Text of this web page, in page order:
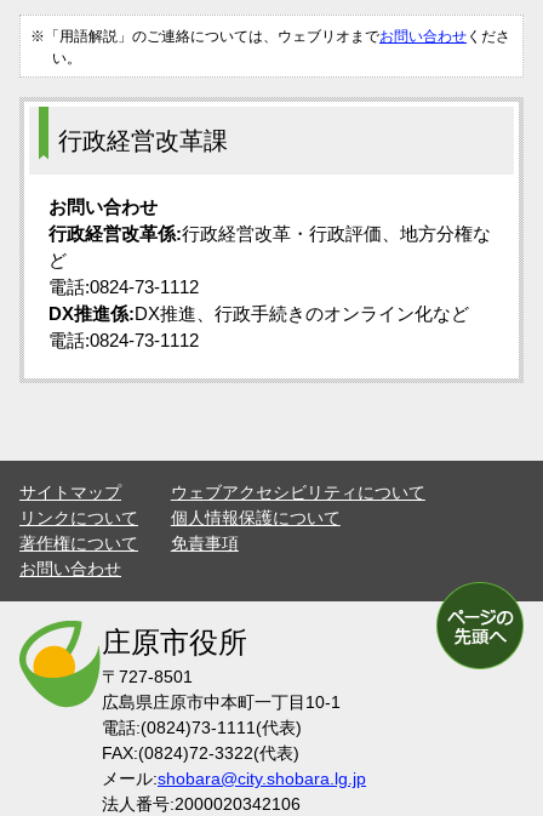
※「用語解説」のご連絡については、ウェブリオまでお問い合わせ くださ
い。
行政経営改革課
お問い合わせ
行政経営改革係:行政経営改革・行政評価、地方分権な
ど
電話:0824-73-1112
DX推進係:DX推進、行政手続きのオンライン化など
電話:0824-73-1112
サイトマップ
ウェブアクセシビリティについて
リンクについて
個人情報保護について
著作権について
免責事項
お問い合わせ
庄原市役所
〒727-8501
広島県庄原市中本町一丁目10-1
電話:(0824)73-1111(代表)
FAX:(0824)72-3322(代表)
メール:shobara@city.shobara.lg.jp
法人番号:2000020342106